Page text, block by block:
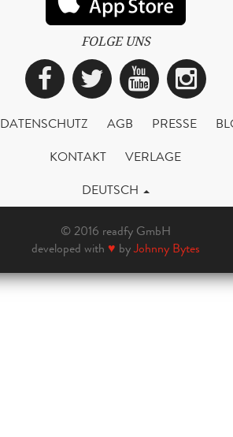
FOLGE UNS
Facebook
Twitter
DATENSCHUTZ AGB PRESSE
KONTAKT
VERLAGE
DEUTSCH
© 2016 readfy GmbH
developed with ♥ byJohnny Bytes